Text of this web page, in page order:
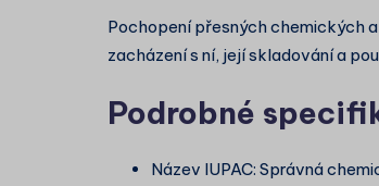
Pochopení přesných chemických
zacházení s ní, její skladování a
Podrobné
Název IUPAC: Správná